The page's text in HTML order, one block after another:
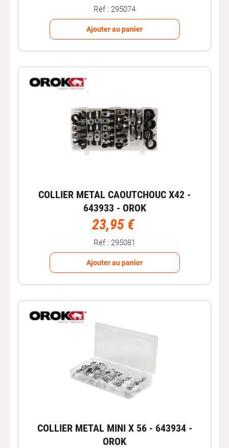
Réf : 295074
Ajouter au panier
COLLIER METAL CAOUTCHOUC X42 -
643933 - OROK
23,95 €
Réf : 295081
Ajouter au panier
COLLIER METAL MINI X 56 - 643934 -
OROK